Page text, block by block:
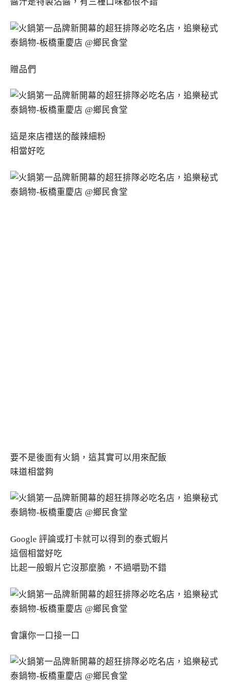
贈品們
這是來店禮送的酸辣細粉
相當好吃
要不是後面有火鍋，這其實可以用來配飯
味道相當夠
Google 評論或打卡就可以得到的泰式蝦片
這個相當好吃
比起一般蝦片它沒那麼脆，不過嚼勁不錯
會讓你一口接一口